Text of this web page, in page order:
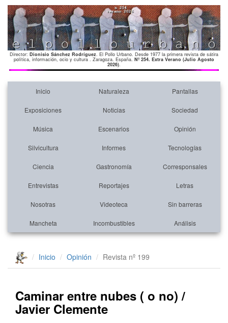
Director: Dionisio Sánchez Rodríguez. El Pollo Urbano. Desde 1977 la primera revista de sátira
política, información, ocio y cultura . Zaragoza. España. Nº 254. Extra Verano (Julio Agosto
2026).
Inicio Naturaleza Pantallas
Exposiciones Noticias Sociedad
Música Escenarios Opinión
Silvicultura Informes Tecnologías
Ciencia Gastronomía Corresponsales
Entrevistas Reportajes Letras
Nosotras Videoteca Sin barreras
Mancheta Incombustibles Análisis
Inicio Opinión Revista nº 199
Caminar entre nubes ( o no) /
Javier Clemente